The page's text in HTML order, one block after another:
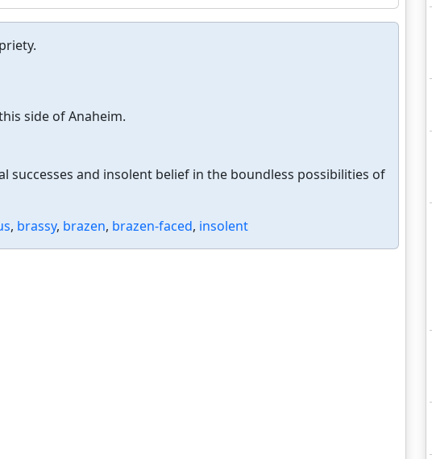
side of Anaheim.
successes and insolent belief in the boundless possibilities of
, brassy, brazen, brazen-faced, insolent